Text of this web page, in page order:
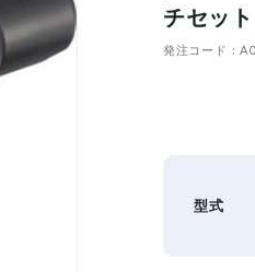
チセッ
発注コード
型式